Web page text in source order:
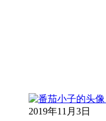
2019年11月3日